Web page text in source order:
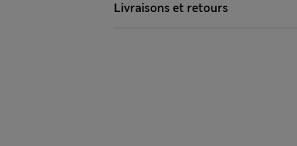
Livraisons et retours